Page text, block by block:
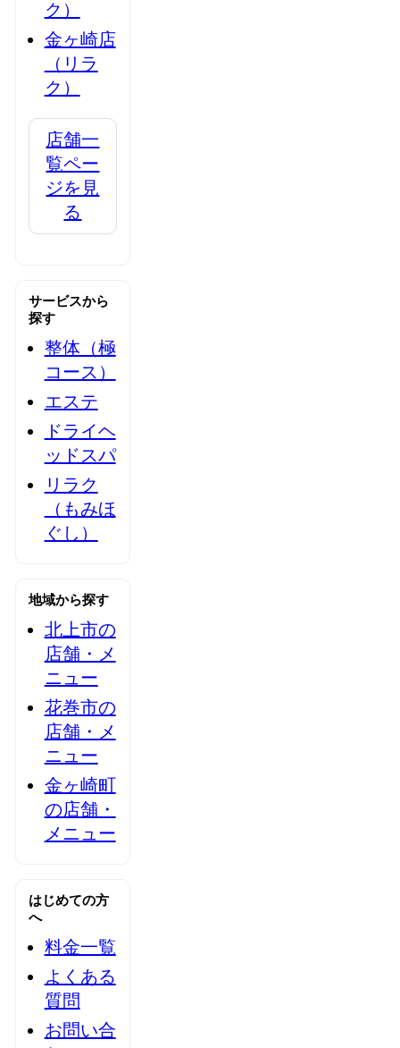
ク）
金ヶ崎店
（リラ
ク）
店舗一
覧ペー
ジを見
る
サービスから
探す
整体（極
コース）
エステ
ドライヘ
ッドスパ
リラク
（もみほ
ぐし）
地域から探す
北上市の
店舗・メ
ニュー
花巻市の
店舗・メ
ニュー
金ヶ崎町
の店舗・
メニュー
はじめての方
へ
料金一覧
よくある
質問
お問い合